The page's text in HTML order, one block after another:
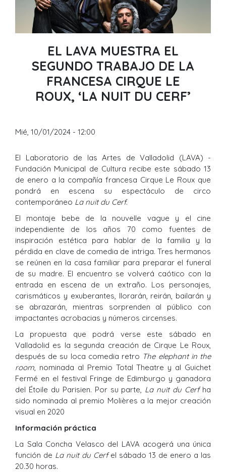
EL LAVA MUESTRA EL
SEGUNDO TRABAJO DE LA
FRANCESA CIRQUE LE
ROUX, ‘LA NUIT DU CERF’
Mié, 10/01/2024 - 12:00
El Laboratorio de las Artes de Valladolid (LAVA) -
Fundación Municipal de Cultura recibe este sábado 13
de enero a la compañía francesa Cirque Le Roux que
pondrá en escena su espectáculo de circo
contemporáneo La nuit du Cerf.
El montaje bebe de la nouvelle vague y el cine
independiente de los años 70 como fuentes de
inspiración estética para hablar de la familia y la
pérdida en clave de comedia de intriga. Tres hermanos
se reúnen en la casa familiar para preparar el funeral
de su madre. El encuentro se volverá caótico con la
entrada en escena de un extraño. Los personajes,
carismáticos y exuberantes, llorarán, reirán, bailarán y
se abrazarán, mientras sorprenden al público con
impactantes acrobacias y números circenses.
La propuesta que podrá verse este sábado en
Valladolid es la segunda creación de Cirque Le Roux,
después de su loca comedia retro The elephant in the
room, nominada al Premio Total Theatre y al Guichet
Fermé en el festival Fringe de Edimburgo y ganadora
del Étoile du Parisien. Por su parte, La nuit du Cerfha
sido nominada al premio Molières a la mejor creación
visual en 2020
Información práctica
La Sala Concha Velasco del LAVA acogerá una única
función de La nuit du Cerfel sábado 13 de enero a las
20.30 horas.